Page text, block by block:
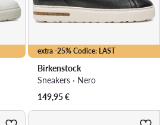
extra -25% Codice: LAST
Birkenstock
Sneakers · Nero
149,95€